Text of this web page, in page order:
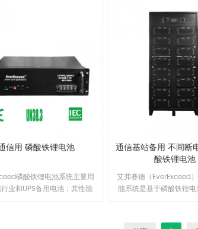
池在20°C下可存放长达2年也
无需补充电。1
需求增长进行扩展。它的
证了不间断的供电，非常
中心和对电力稳定性要求
景。
信用 磷酸铁锂电池
磷酸铁锂电池系统主要用
业和UPS备用电池；其性能
通信基站备用 不间断
酸铁锂电池
艾弗赛德（EverExceed
能系统是基于磷酸铁锂
统具备配置灵活，可靠性